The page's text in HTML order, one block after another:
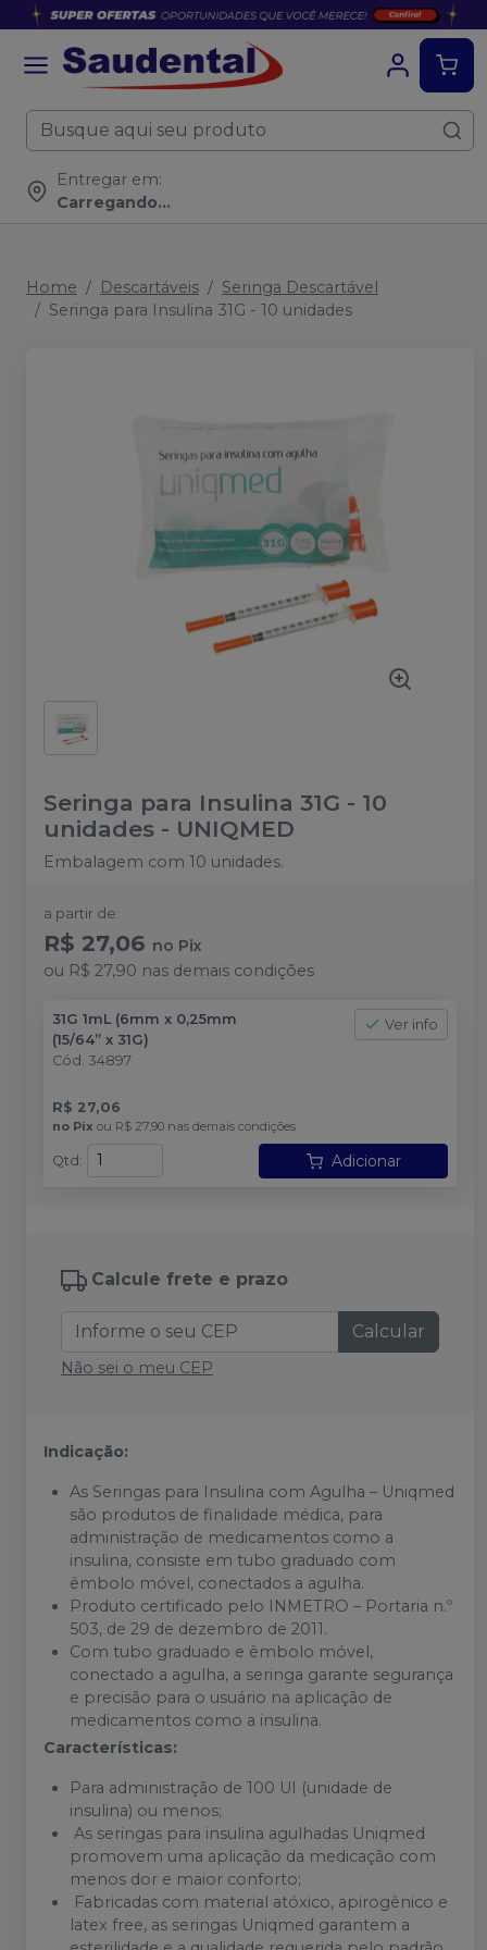
Entregar em:
Carregando...
Home Descartáveis
Seringa Descartável
Seringa para Insulina 31G - 10 unidades
Seringa para Insulina 31G - 10
unidades - UNIQMED
Embalagem com 10 unidades.
a partir de:
R$ 27,06 no Pix
ou R$ 27,90 nas demais condições
31G 1mL (6mm x 0,25mm
(15/64” x 31G)
Cód. 34897
Ver info
R$ 27,06
no Pix ou R$ 27,90 nas demais condições
Qtd : Adicionar
Calcule frete e prazo
Calcular
Não sei o meu CEP
Indicação:
As Seringas para Insulina com Agulha – Uniqmed
são produtos de finalidade médica, para
administração de medicamentos como a
insulina, consiste em tubo graduado com
êmbolo móvel, conectados a agulha.
Produto certificado pelo INMETRO – Portaria n.º
503, de 29 de dezembro de 2011.
Com tubo graduado e êmbolo móvel,
conectado a agulha, a seringa garante segurança
e precisão para o usuário na aplicação de
medicamentos como a insulina.
Características:
Para administração de 100 UI (unidade de
insulina) ou menos;
As seringas para insulina agulhadas Uniqmed
promovem uma aplicação da medicação com
menos dor e maior conforto;
Fabricadas com material atóxico, apirogênico e
latex free, as seringas Uniqmed garantem a